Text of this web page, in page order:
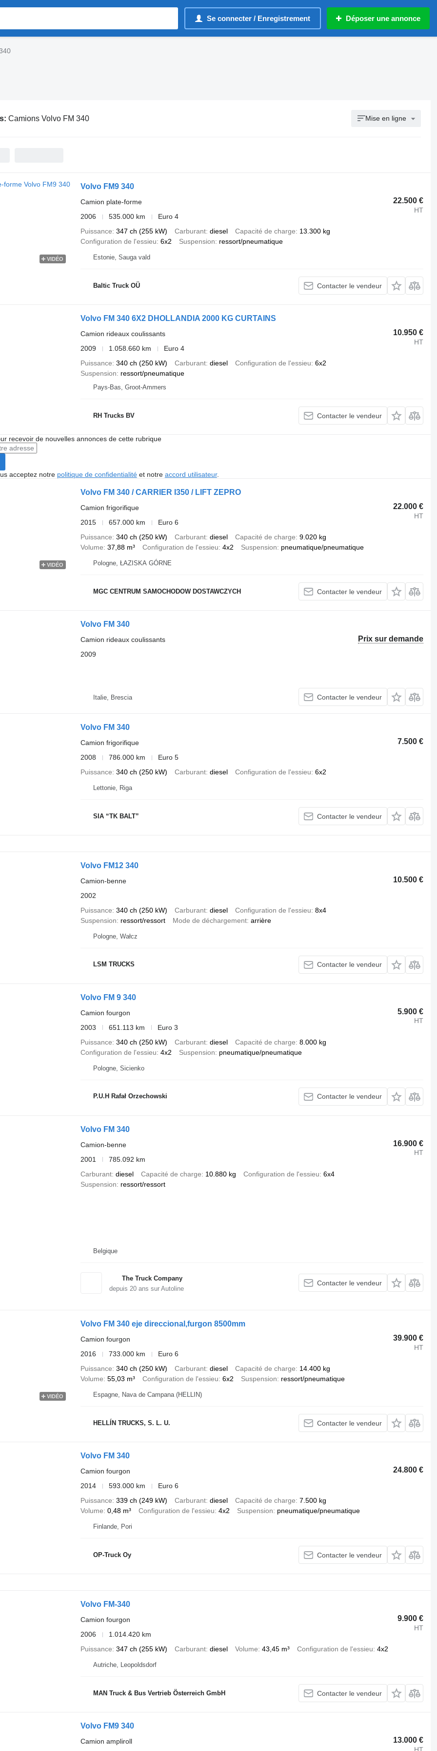
Se connecter / Enregistrement Déposer une annonce
Camions Volvo FM 340 Mise en ligne
VIDÉO
Volvo FM9 340
22.500 €
HT
Camion plate-forme
2006
535.000 km
Euro 4
Puissance 347 ch (255 kW) Carburant diesel Capacité de charge
13.300 kg
Configuration de l'essieu 6x2 Suspension ressort/pneumatique
Estonie, Sauga vald
Baltic Truck OÜ Contacter le vendeur
Volvo FM 340 6X2 DHOLLANDIA 2000 KG CURTAINS
10.950 €
HT
Camion rideaux coulissants
2009
1.058.660 km
Euro 4
Puissance 340 ch (250 kW) Carburant diesel Configuration de l'essieu 6x2
Suspension
ressort/pneumatique
Pays-Bas, Groot-Ammers
RH Trucks BV Contacter le vendeur
recevoir de nouvelles annonces de cette rubrique
acceptez notre politique de confidentialitéet notre accord utilisateur.
VIDÉO
Volvo FM 340 / CARRIER I350 / LIFT ZEPRO
22.000 €
HT
Camion frigorifique
2015
657.000 km
Euro 6
Puissance 340 ch (250 kW) Carburant diesel Capacité de charge 9.020 kg
Volume 37,88 m³ Configuration de l'essieu 4x2 Suspension pneumatique/pneumatique
Pologne, ŁAZISKA GÓRNE
MGC CENTRUM SAMOCHODOW DOSTAWCZYCH Contacter le vendeur
Volvo FM 340
Prix sur demande
Camion rideaux coulissants
2009
Italie, Brescia Contacter le vendeur
Volvo FM 340
7.500 €
Camion frigorifique
2008
786.000 km
Euro 5
Puissance 340 ch (250 kW) Carburant diesel Configuration de l'essieu 6x2
Lettonie, Riga
SIA “TK BALT” Contacter le vendeur
Volvo FM12 340
10.500 €
Camion-benne
2002
Puissance 340 ch (250 kW) Carburant diesel Configuration de l'essieu 8x4
Suspension
ressort/ressort Mode de déchargement arrière
Pologne, Wałcz
LSM TRUCKS Contacter le vendeur
Volvo FM 9 340
5.900 €
HT
Camion fourgon
2003
651.113 km
Euro 3
Puissance 340 ch (250 kW) Carburant diesel Capacité de charge 8.000 kg
Configuration de l'essieu 4x2 Suspension pneumatique/pneumatique
Pologne, Sicienko
P.U.H Rafał Orzechowski Contacter le vendeur
Volvo FM 340
16.900 €
HT
Camion-benne
2001
785.092 km
Carburant diesel Capacité de charge 10.880 kg Configuration de l'essieu 6x4
Suspension
ressort/ressort
Belgique
The Truck Company
depuis 20ans sur Autoline
Contacter le vendeur
VIDÉO
Volvo FM 340 eje direccional,furgon 8500mm
39.900 €
HT
Camion fourgon
2016
733.000 km
Euro 6
Puissance 340 ch (250 kW) Carburant diesel Capacité de charge
14.400 kg
Volume 55,03 m³ Configuration de l'essieu 6x2 Suspension ressort/pneumatique
Espagne, Nava de Campana (HELLIN)
HELLÍN TRUCKS, S. L. U. Contacter le vendeur
Volvo FM 340
24.800 €
Camion fourgon
2014
593.000 km
Euro 6
Puissance 339 ch (249 kW) Carburant diesel Capacité de charge 7.500 kg
Volume 0,48 m³ Configuration de l'essieu 4x2 Suspension pneumatique/pneumatique
Finlande, Pori
OP-Truck Oy Contacter le vendeur
Volvo FM-340
9.900 €
HT
Camion fourgon
2006
1.014.420 km
Puissance 347 ch (255 kW) Carburant diesel Volume 43,45 m³ Configuration de l'essieu 4x2
Autriche, Leopoldsdorf
MAN Truck & Bus Vertrieb Österreich GmbH Contacter le vendeur
Volvo FM9 340
13.000 €
HT
Camion ampliroll